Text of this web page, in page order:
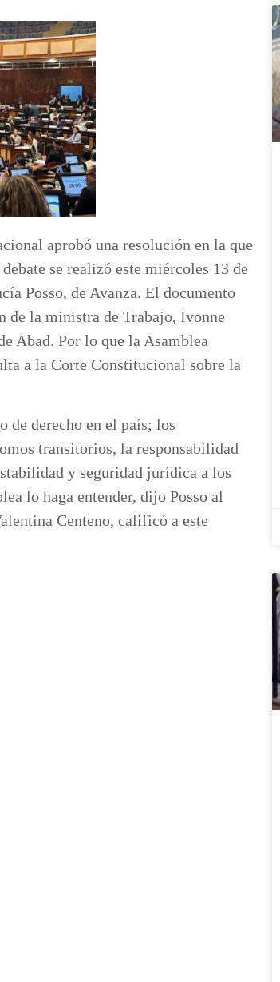
aprobó una resolución en la que
se realizó este miércoles 13 de
Posso, de Avanza. El documento
de la ministra de Trabajo, Ivonne
Abad. Por lo que la Asamblea
a la Corte Constitucional sobre la
de derecho en el país; los
transitorios, la responsabilidad
y seguridad jurídica a los
lo haga entender, dijo Posso al
Centeno, calificó a este